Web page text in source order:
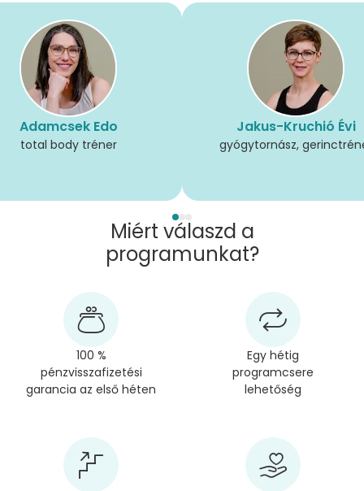
Adamcsek Edo
total body tréner
Jakus-Kruchió Évi
gyógytornász,
Miért válaszd a
programunkat?
100 %
pénzvisszafizetési
garancia az első héten
Egy hétig
programcsere
lehetőség